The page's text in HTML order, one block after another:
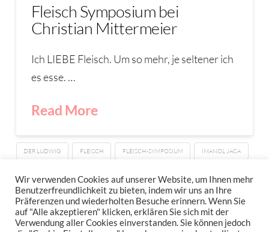
Fleisch Symposium bei
Christian Mittermeier
Ich LIEBE Fleisch. Um so mehr, je seltener ich
es esse. …
Read More
DER LUDWIG FLEISCH FLEISCH-SYMPOSIUM IMANOL JACA
IMPRESSUM
DATENSCHUTZERKLÄRUNG
NEWSLETTER DATENSCHUTZRICHTLINIEN
Wir verwenden Cookies auf unserer Website, um Ihnen mehr
Benutzerfreundlichkeit zu bieten, indem wir uns an Ihre
Präferenzen und wiederholten Besuche erinnern. Wenn Sie
auf "Alle akzeptieren" klicken, erklären Sie sich mit der
Verwendung aller Cookies einverstanden. Sie können jedoch